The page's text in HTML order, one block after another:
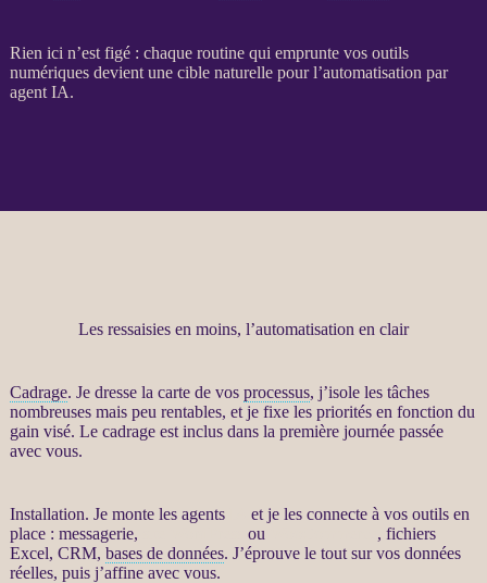
Rien ici n’est figé : chaque routine qui emprunte vos outils
numériques devient une cible naturelle pour l’automatisation par
agent IA.
Les ressaisies en moins, l’automatisation en clair
Cadrage. Je dresse la carte de vos processus, j’isole les tâches
nombreuses mais peu rentables, et je fixe les priorités en fonction du
gain visé. Le cadrageest inclus dans la première journée passée
avec vous.
Installation. Je monte les agents
et je les connecte à vos outils en
place : messagerie,
ou
, fichiers
Excel, CRM, bases de données. J’éprouve le tout sur vos données
réelles, puis j’affine avec vous.